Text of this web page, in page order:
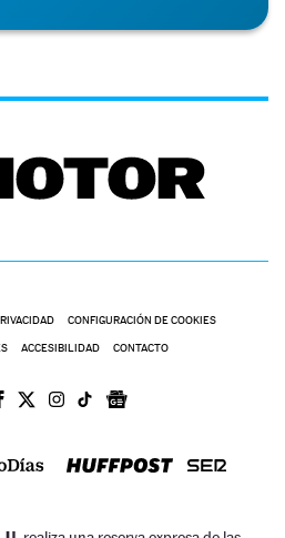
CONFIGURACIÓN DE COOKIES
ACCESIBILIDAD CONTACTO